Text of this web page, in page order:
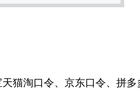
猫淘口令、京东口令、拼